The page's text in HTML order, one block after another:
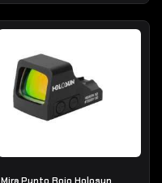
Mira Punto Rojo Holosun